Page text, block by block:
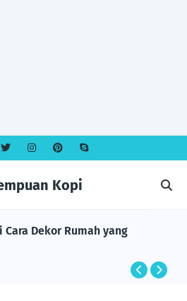
Kopi
Dekor Rumah yang